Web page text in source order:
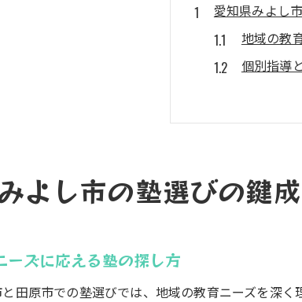
愛知県みよし
地域の教
個別指導
塾のカリ
保護者の
学びの場
田原市の塾が
奨学金制
よし市の塾選びの鍵
ーズに応える塾の探し方
田原市での塾選びでは、地域の教育ニーズを深